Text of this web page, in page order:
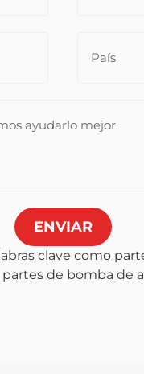
ENVIAR
clave como
de bomba